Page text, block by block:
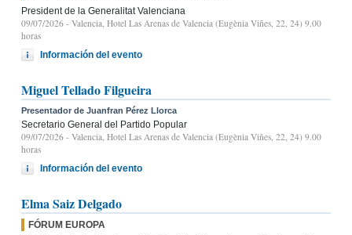
President de la Generalitat Valenciana
09/07/2026 - Valencia, Hotel Las Arenas de Valencia (Eugènia Viñes, 22, 24) 9.00
horas
Información del evento
Miguel Tellado Filgueira
Presentador de Juanfran Pérez Llorca
Secretario General del Partido Popular
09/07/2026 - Valencia, Hotel Las Arenas de Valencia (Eugènia Viñes, 22, 24) 9.00
horas
Información del evento
Elma Saiz Delgado
FÓRUM EUROPA